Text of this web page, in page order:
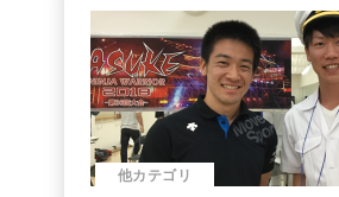
他カテゴリ